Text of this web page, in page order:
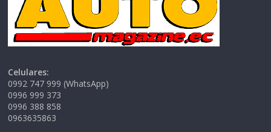
Celulares:
0992 747 999 (WhatsApp)
0996 999 373
0996 388 858
0963635863